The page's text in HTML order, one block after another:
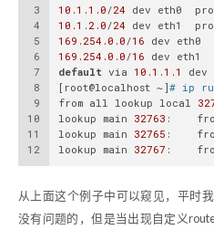
3
4
5
6
7
8
9
10
11
12
10.1 .1 .0/24 dev eth0
10.1 .2 .0/24 dev eth1
169.254 .0 .0/16 dev eth0
169.254 .0 .0/16 dev eth1
default via 10.1 .1 .1 dev
[root@localhost ~]# ip
from all lookup local
lookup main 32763 :
lookup main 32765 :
lookup main 32767 :
从上面这个例子中可以窥见，平时
没有问题的，但是当出现自定义